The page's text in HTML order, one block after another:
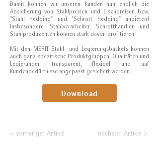
Damit können wir unseren Kunden nun endlich die
Absicherung von Stahlpreisen und Eisenpreisen bzw.
"Stahl Hedging" und "Schrott Hedging" anbieten!
Insbesondere Stahlverarbeiter, Schrotthändler und
Stahlproduzenten können stark davon profitieren.
Mit den MERIT Stahl- und Legierungsbaskets können
auch ganz spezifische Produktgruppen, Qualitäten und
Legierungen transparent, flexibel und auf
Kundenbedürfnisse angepasst gesichert werden.
Download
< vorheriger Artikel nächster Artikel >